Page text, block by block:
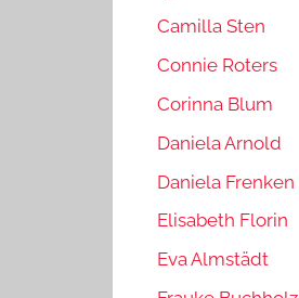
Camilla Sten
Connie Roters
Corinna Blum
Daniela Arnold
Daniela Frenken
Elisabeth Florin
Eva Almstädt